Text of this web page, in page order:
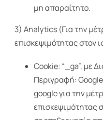
μη απαραίτητο.
3) Analytics (Για την
επισκεψιμότητας στον
Cookie: “_ga”, με
Περιγραφή:
google για την
επισκεψιμότητας